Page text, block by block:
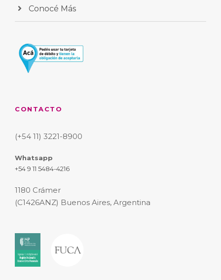
Conocé Más
CONTACTO
(+54 11) 3221-8900
Whatsapp
+54 9 11 5484-4216
1180 Crámer
(C1426ANZ) Buenos Aires, Argentina